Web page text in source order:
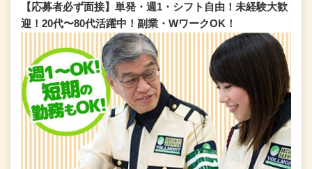
【応募者必ず面接】単発・週1・シフト自由！未経験大歓
迎！20代〜80代活躍中！副業・WワークOK！